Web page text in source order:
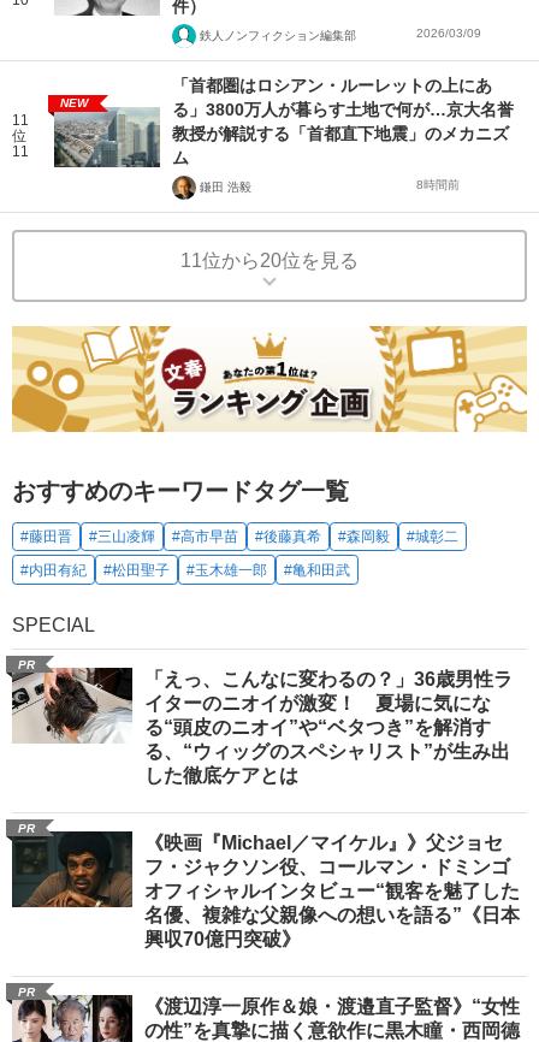
件）
鉄人ノンフィクション編集部 2026/03/09
11
位
11
NEW
「首都圏はロシアン・ルーレットの上にあ
る」3800万人が暮らす土地で何が…京大名誉
教授が解説する「首都直下地震」のメカニズ
ム
鎌田 浩毅 8時間前
11位から20位を見る
おすすめのキーワードタグ一覧
#藤田晋 #三山凌輝 #高市早苗 #後藤真希 #森岡毅
#城彰二
#内田有紀
#松田聖子 #玉木雄一郎 #亀和田武
SPECIAL
PR
「えっ、こんなに変わるの？」36歳男性ラ
イターのニオイが激変！ 夏場に気にな
る“頭皮のニオイ”や“ベタつき”を解消す
る、“ウィッグのスペシャリスト”が生み出
した徹底ケアとは
PR
《映画『Michael／マイケル』》父ジョセ
フ・ジャクソン役、コールマン・ドミンゴ
オフィシャルインタビュー“観客を魅了した
名優、複雑な父親像への想いを語る”《日本
興収70億円突破》
PR
《渡辺淳一原作＆娘・渡邉直子監督》“女性
の性”を真摯に描く意欲作に黒木瞳・西岡德